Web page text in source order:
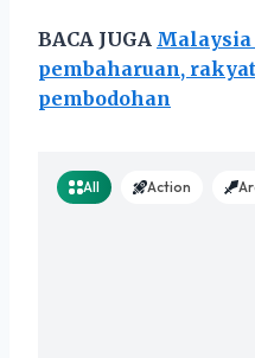
BACA JUGA
pembaharuan,
pembodohan